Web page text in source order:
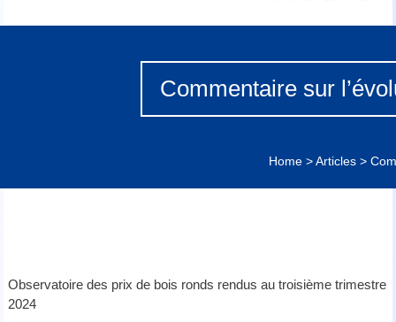
Commentaire sur
Home>Articles>
Observatoire des prix de bois ronds rendus au troisièmetrimestre
2024